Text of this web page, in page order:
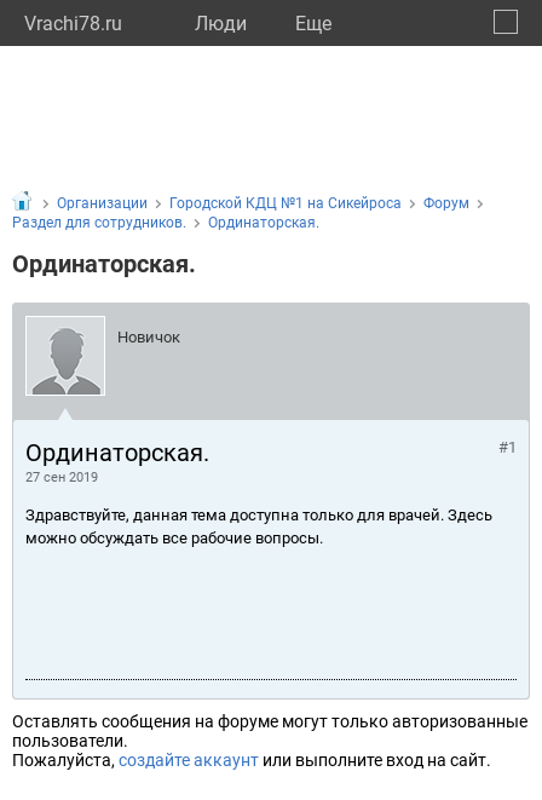
Vrachi78.ru Люди Eще
Организации Городской КДЦ №1 на Сикейроса
Форум
Раздел для сотрудников.
Ординаторская.
Ординаторская.
Новичок
Ординаторская.
27 сен 2019
#1
Здравствуйте, данная тема доступна только для врачей. Здесь
можно обсуждать все рабочие вопросы.
Оставлять сообщения на форуме могут только авторизованные
пользователи.
Пожалуйста, создайте аккаунт или выполните вход на сайт.